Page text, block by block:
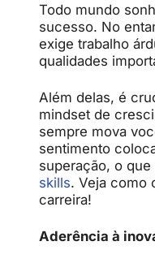
Todo mundo
sucesso. No
exige trabalho
qualidades
Além delas, é
mindset de
sempre mova
sentimento
superação, o que
skills. Veja como
carreira!
Aderência à